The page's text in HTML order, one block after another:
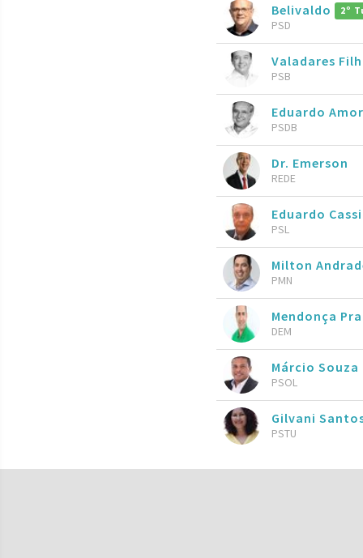
Belivaldo 2º
PSD
Valadares
PSB
Eduardo
PSDB
Dr. Emerson
REDE
Eduardo
PSL
Milton
PMN
Mendonça
DEM
Márcio Souza
PSOL
Gilvani
PSTU